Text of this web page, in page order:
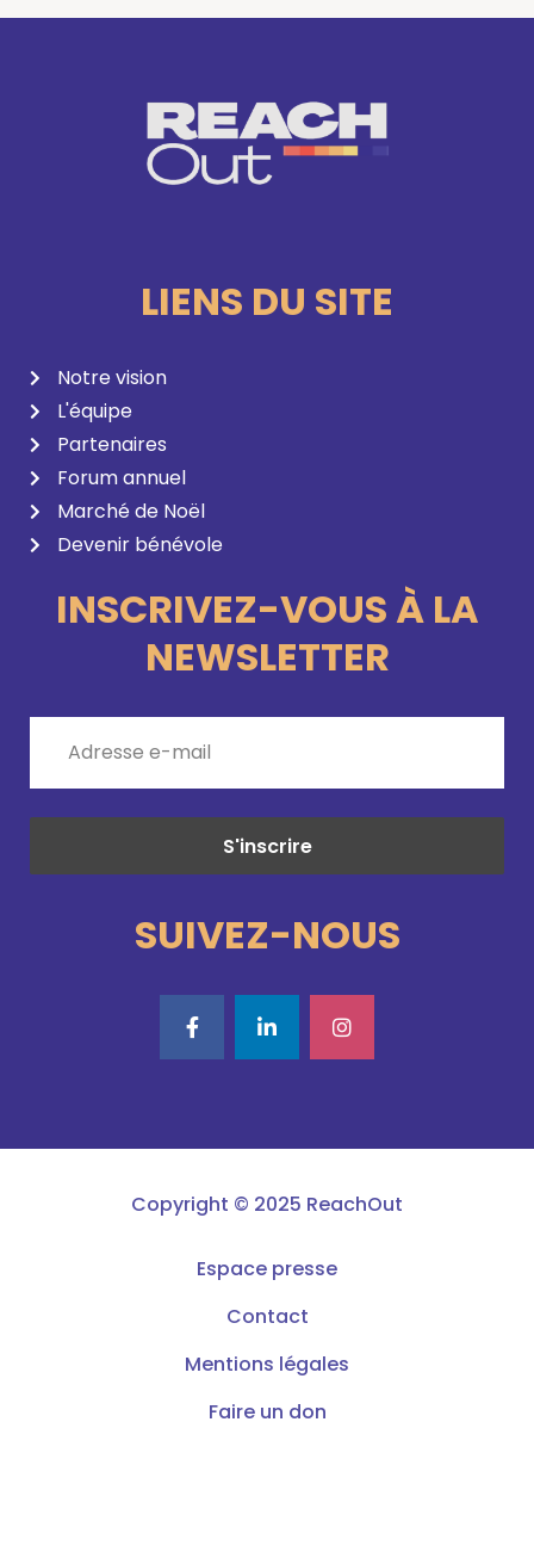
LIENS DU SITE
Notre vision
L'équipe
Partenaires
Forum annuel
Marché de Noël
Devenir bénévole
INSCRIVEZ-VOUS À LA
NEWSLETTER
SUIVEZ-NOUS
Copyright © 2025 ReachOut
Espace presse
Contact
Mentions légales
Faire un don